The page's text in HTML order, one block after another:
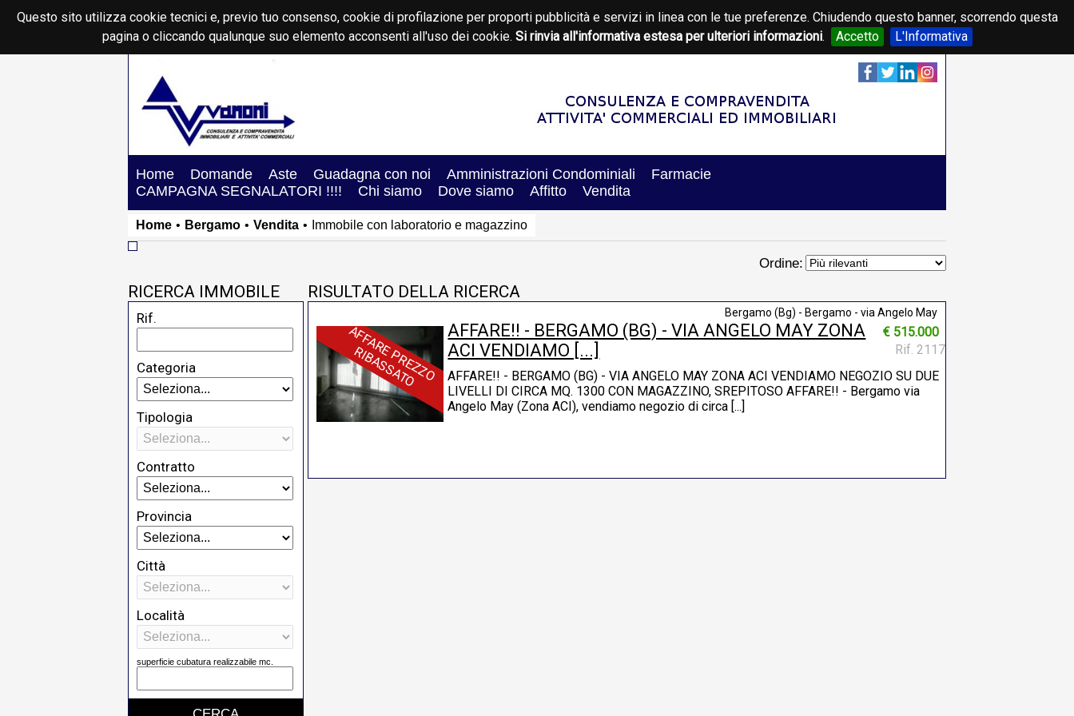
Questo sito utilizza cookie tecnici e, previo tuo consenso, cookie di profilazione per proporti pubblicità e servizi in linea con le tue preferenze. Chiudendo questo banner, scorrendo questa
pagina o cliccando qualunque suo elemento acconsenti all'uso dei cookie. Si rinvia all'informativa estesa per ulteriori informazioni. Accetto L'Informativa
Home Domande Aste Guadagna con noi Amministrazioni Condominiali
Farmacie
CAMPAGNA SEGNALATORI !!!!
Chi siamo Dove siamo Affitto Vendita
Home • Bergamo • Vendita • Immobile con laboratorio e magazzino
RICERCA IMMOBILE
Rif.
Categoria
Tipologia
Contratto
Provincia
Città
Località
superficie cubatura realizzabile mc.
Ordine:
RISULTATO DELLA RICERCA
A
F
F
A
R
E
P
R
E
Z
Z
O
R
I
B
A
S
S
A
T
O
€ 515.000
Rif. 2117
AFFARE!! - BERGAMO (BG) - VIA ANGELO MAY ZONA
ACI VENDIAMO [...]
Bergamo (Bg) - Bergamo - via Angelo May
AFFARE!! - BERGAMO (BG) - VIA ANGELO MAY ZONA ACI VENDIAMO NEGOZIO SU DUE
LIVELLI DI CIRCA MQ. 1300 CON MAGAZZINO, SREPITOSO AFFARE!! - Bergamo via
Angelo May (Zona ACI), vendiamo negozio di circa [...]